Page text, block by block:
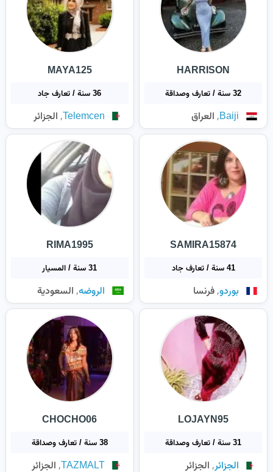
HARRISON
32 سنة / تعارف وصداقة
Baiji
, العراق
MAYA125
36 سنة / تعارف جاد
Telemcen
, الجزائر
SAMIRA15874
41 سنة / تعارف جاد
بوردو,فرنسا
RIMA1995
31 سنة / المسيار
الروضه, السعودية
LOJAYN95
31 سنة / تعارف وصداقة
الجزائر, الجزائر
CHOCHO06
38 سنة / تعارف وصداقة
TAZMALT
, الجزائر